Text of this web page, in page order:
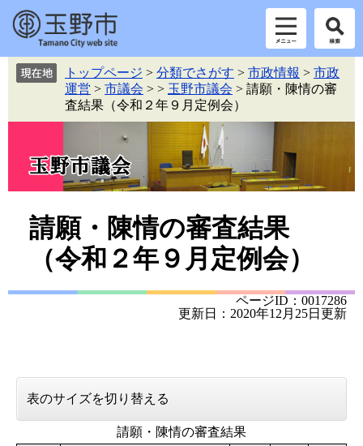
トップページ > 分類でさがす > 市政情報 > 市政
運営 > 市議会 > > 玉野市議会 > 請願・陳情の審
査結果（令和２年９月定例会）
請願・陳情の審査結果
（令和２年９月定例会）
ページID：0017286
更新日：2020年12月25日更新
表のサイズを切り替える
請願・陳情の審査結果